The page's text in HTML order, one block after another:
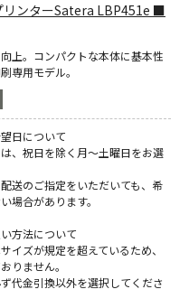
リンターSatera LBP451e ■
上。コンパクトな本体に基本性
専用モデル。
日について
、祝日を除く月～土曜日をお選
送のご指定をいただいても、希
場合があります。
方法について
イズが規定を超えているため、
りません。
代金引換以外を選択してくださ